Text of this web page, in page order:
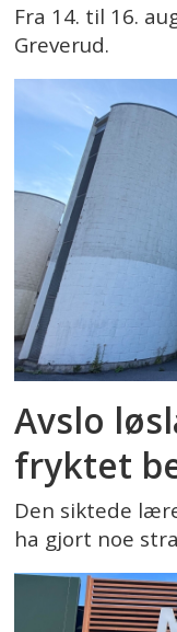
Fra 14. til 16.
Greverud.
Avslo
fryktet
Den siktede
ha gjort noe